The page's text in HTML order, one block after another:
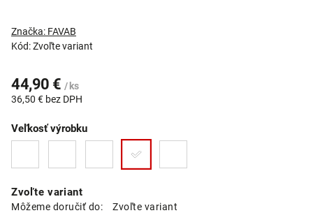
Kód:Zvoľte variant
Značka: FAVAB
44,90 € / ks
36,50 € bez DPH
Zvoľte variant
Môžeme doručiť do: Zvoľte variant
Veľkosť výrobku